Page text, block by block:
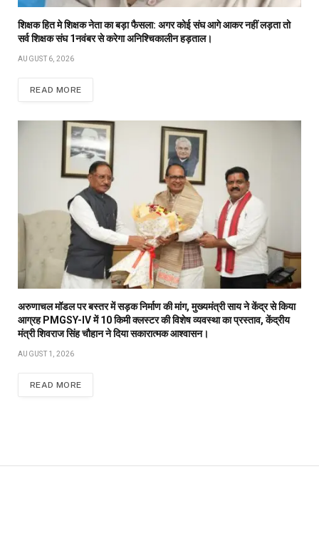
शिक्षक हित मे शिक्षक नेता का बड़ा फैसला: अगर कोई संघ आगे आकर नहीं लड़ता तो
सर्व शिक्षक संघ 1नवंबर से करेगा अनिश्चिकालीन हड़ताल।
AUGUST 6, 2026
READ MORE
अरुणाचल मॉडल पर बस्तर में सड़क निर्माण की मांग, मुख्यमंत्री साय ने केंद्र से किया
आग्रह PMGSY-IV में 10 किमी क्लस्टर की विशेष व्यवस्था का प्रस्ताव, केंद्रीय
मंत्री शिवराज सिंह चौहान ने दिया सकारात्मक आश्वासन।
AUGUST 1, 2026
READ MORE